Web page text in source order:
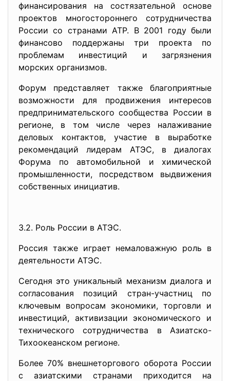
финансирования на состязательной основе
проектов многостороннего сотрудничества
России со странами АТР. В 2001 году были
финансово поддержаны три проекта по
проблемам инвестиций и загрязнения
морских организмов.
Форум представляет также благоприятные
возможности для продвижения интересов
предпринимательского сообщества России в
регионе, в том числе через налаживание
деловых контактов, участие в выработке
рекомендаций лидерам АТЭС, в диалогах
Форума по автомобильной и химической
промышленности, посредством выдвижения
собственных инициатив.
3.2. Роль России в АТЭС.
Россия также играет немаловажную роль в
деятельности АТЭС.
Сегодня это уникальный механизм диалога и
согласования позиций стран-участниц по
ключевым вопросам экономики, торговли и
инвестиций, активизации экономического и
технического сотрудничества в Азиатско-
Тихоокеанском регионе.
Более 70% внешнеторгового оборота России
с азиатскими странами приходится на